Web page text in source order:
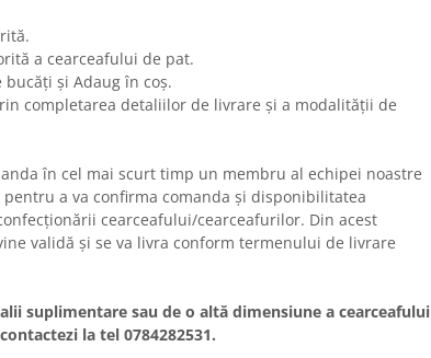
a cearceafului de pat.
și Adaug în coș.
completarea detaliilor de livrare și a modalității de
în cel mai scurt timp un membru al echipei noastre
a va confirma comanda și disponibilitatea
cearceafului/cearceafurilor. Din acest
validă și se va livra conform termenului de livrare
suplimentare sau de o altă dimensiune a cearceafului
la tel 0784282531.